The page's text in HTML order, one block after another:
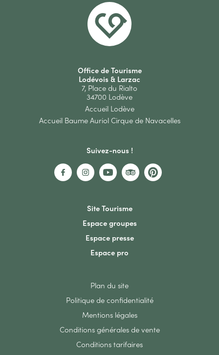
Office de Tourisme
Lodévois & Larzac
7, Place du Rialto
34700 Lodève
Accueil Lodève
Accueil Baume Auriol Cirque de Navacelles
Suivez-nous !
Site Tourisme
Espace groupes
Espace presse
Espace pro
Plan du site
Politique de confidentialité
Mentions légales
Conditions générales de vente
Conditions tarifaires